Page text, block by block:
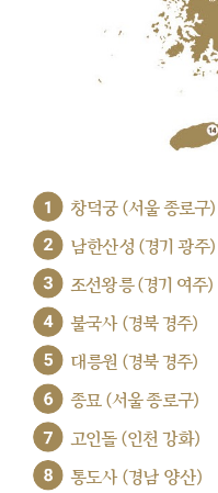
1 창덕궁 (서울 종로구)
2 남한산성 (경기 광주)
3 조선왕릉 (경기 여주)
4 불국사 (경북 경주)
5 대릉원 (경북 경주)
6 종묘 (서울 종로구)
7 고인돌 (인천 강화)
8 통도사 (경남 양산)